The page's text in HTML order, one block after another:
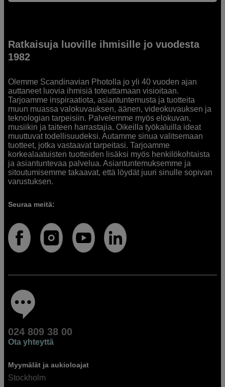
Ratkaisuja luoville ihmisille jo vuodesta
1982
Olemme Scandinavian Photolla jo yli 40 vuoden ajan
auttaneet luovia ihmisiä toteuttamaan visioitaan.
Tarjoamme inspiraatiota, asiantuntemusta ja tuotteita
muun muassa valokuvauksen, äänen, videokuvauksen ja
teknologian tarpeisiin. Palvelemme myös elokuvan,
musiikin ja taiteen harrastajia. Oikeilla työkaluilla ideat
muuttuvat todellisuudeksi. Autamme sinua valitsemaan
tuotteet, jotka vastaavat tarpeitasi. Tarjoamme
korkealaatuisten tuotteiden lisäksi myös henkilökohtaista
ja asiantuntevaa palvelua. Asiantuntemuksemme ja
sitoutumisemme takaavat, että löydät juuri sinulle sopivan
varustuksen.
Seuraa meitä:
024 809 38 00
Ota yhteyttä
Myymälät ja aukioloajat
Stockholm